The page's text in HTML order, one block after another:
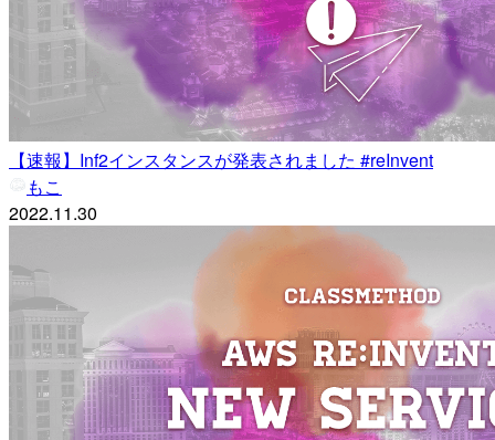
【速報】Inf2インスタンスが発表されました #reInvent
もこ
2022.11.30